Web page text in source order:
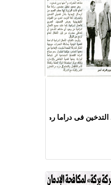
فى دراما رمضان 2022